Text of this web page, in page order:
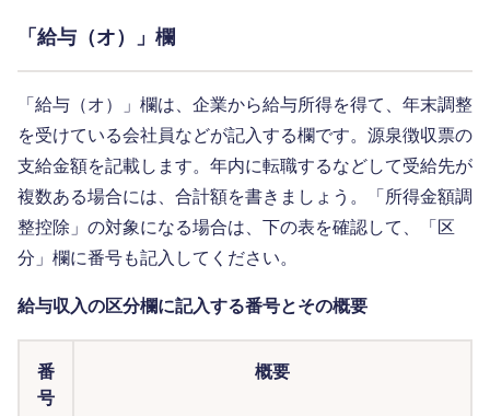
「給与（オ）」欄
「給与（オ）」欄は、企業から給与所得を得て、年末調整
を受けている会社員などが記入する欄です。源泉徴収票の
支給金額を記載します。年内に転職するなどして受給先が
複数ある場合には、合計額を書きましょう。「所得金額調
整控除」の対象になる場合は、下の表を確認して、「区
分」欄に番号も記入してください。
給与収入の区分欄に記入する番号とその概要
番
号
概要